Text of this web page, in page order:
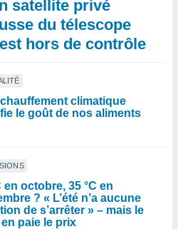
satellite privé
du télescope
hors de contrôle
climatique
le goût de nos aliments
en octobre, 35 °C en
? « L’été n’a aucune
de s’arrêter » – mais le
en paie le prix